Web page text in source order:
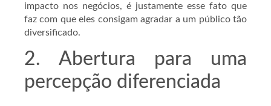
impacto nos negócios, é justamente esse fato que
faz com que eles consigam agradar a um público tão
diversificado.
2. Abertura para uma
percepção diferenciada